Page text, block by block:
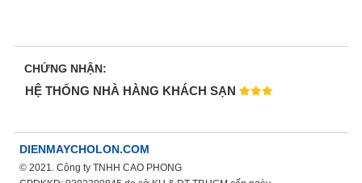
HỆ THỐNG NHÀ HÀNG KHÁCH SẠN
CHỨNG NHẬN:
DIENMAYCHOLON.COM
© 2021. Công ty TNHH CAO PHONG